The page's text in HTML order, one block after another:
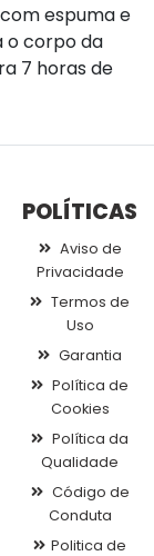
espuma e
o corpo da
7 horas de
POLÍTICAS
Aviso de
Privacidade
Termos de
Uso
Garantia
Política de
Cookies
Política da
Qualidade
Código de
Conduta
Politica de